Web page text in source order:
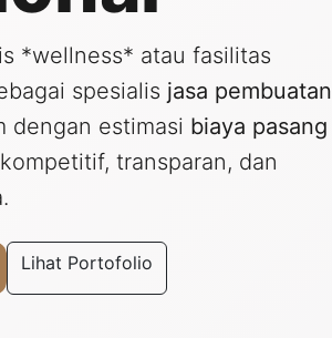
*wellness* atau fasilitas
spesialis jasa pembuatan
dengan estimasi biaya pasang
transparan, dan
Lihat Portofolio